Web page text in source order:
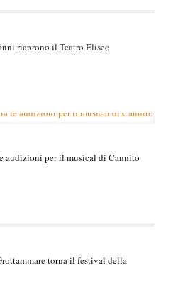
riaprono il Teatro Eliseo
audizioni per il musical di Cannito
torna il festival della